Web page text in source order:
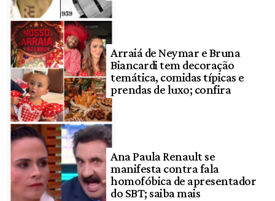
Arraiá de Neymar e Bruna
Biancardi tem decoração
temática, comidas típicas e
prendas de luxo; confira
Ana Paula Renault se
manifesta contra fala
homofóbica de apresentador
do SBT; saiba mais